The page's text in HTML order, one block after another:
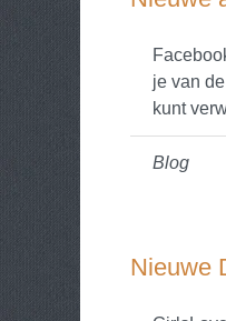
je van
kunt
Blog
Nieuwe